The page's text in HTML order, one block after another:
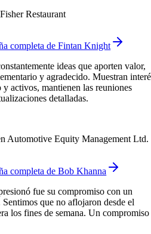
Restaurant
completa de Fintan Knight
ideas que aporten valor,
y agradecido. Muestran
activos, mantienen las reuniones
detalladas.
Automotive Equity Management Ltd.
completa de Bob Khanna
fue su compromiso con un
que no aflojaron desde el
los fines de semana. Un compromiso